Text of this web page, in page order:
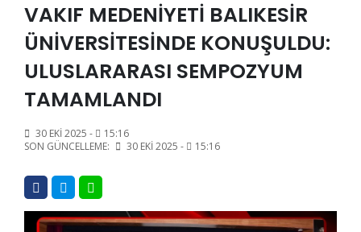
VAKIF MEDENİYETİ BALIKESİR
ÜNİVERSİTESİNDE KONUŞULDU:
ULUSLARARASI SEMPOZYUM
TAMAMLANDI
30 EKI 2025 -
15:16
SON GÜNCELLEME:
30 EKI 2025 - 15:16